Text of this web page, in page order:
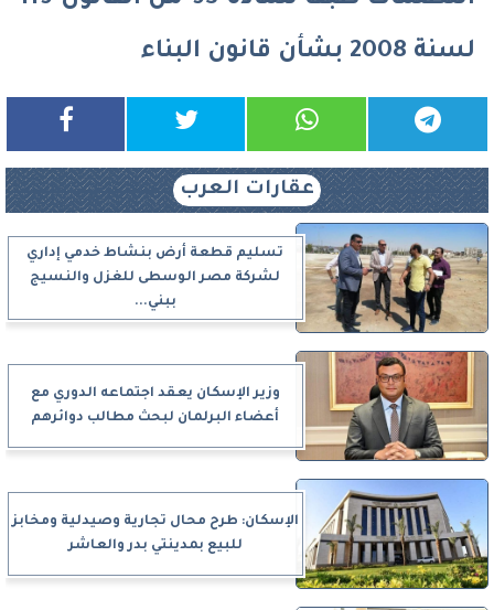
لسنة 2008 بشأن قانون البناء
عقارات العرب
تسليم قطعة أرض بنشاط خدمي إداري
لشركة مصر الوسطى للغزل والنسيج
ببني...
وزير الإسكان يعقد اجتماعه الدوري مع
أعضاء البرلمان لبحث مطالب دوائرهم
الإسكان: طرح محال تجارية وصيدلية ومخابز
للبيع بمدينتي بدر والعاشر